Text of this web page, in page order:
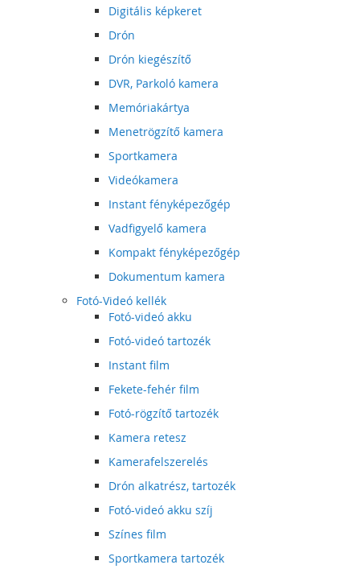
Digitális képkeret
Drón
Drón kiegészítő
DVR, Parkoló kamera
Memóriakártya
Menetrögzítő kamera
Sportkamera
Videókamera
Instant fényképezőgép
Vadfigyelő kamera
Kompakt fényképezőgép
Dokumentum kamera
Fotó-Videó kellék
Fotó-videó akku
Fotó-videó tartozék
Instant film
Fekete-fehér film
Fotó-rögzítő tartozék
Kamera retesz
Kamerafelszerelés
Drón alkatrész, tartozék
Fotó-videó akku szíj
Színes film
Sportkamera tartozék